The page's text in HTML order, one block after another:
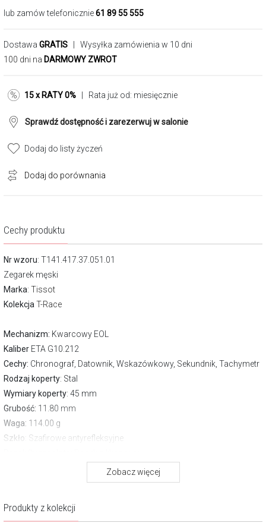
Cechy produktu
Nr wzoru: T141.417.37.051.01
Zegarek męski
Marka: Tissot
Kolekcja T-Race
Mechanizm: Kwarcowy EOL
Kaliber ETA G10.212
Cechy: Chronograf, Datownik, Wskazówkowy, Sekundnik, Tachymetr
Rodzaj koperty: Stal
Wymiary koperty: 45 mm
Grubość: 11.80 mm
Waga: 114.00 g
Szkło : Szafirowe antyrefleksyjne
100 m
Opis produktu
Zobacz więcej
lub zamów telefonicznie61 89 55 555
Dostawa GRATIS | Wysyłka zamówienia w 10 dni
100 dni na DARMOWY ZWROT
15 x RATY 0% | Rata już od: miesięcznie
Sprawdź dostępność i zarezerwuj w salonie
Dodaj do listy życzeń
Dodaj do porównania
Produkty z kolekcji